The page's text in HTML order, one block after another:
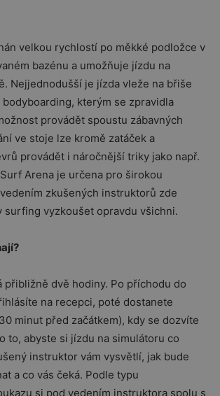
velkou rychlostí po měkké podložce v
bazénu a umožňuje jízdu na
Nejjednodušší je jízda vleže na břiše
kterým se zpravidla
provádět spoustu zábavných
ve stoje lze kromě zatáček a
provádět i náročnější triky jako např.
Arena je určena pro širokou
zkušených instruktorů zde
surfing vyzkoušet opravdu všichni.
přibližně dvě hodiny. Po příchodu do
na recepci, poté dostanete
minut před začátkem), kdy se dozvíte
to, abyste si jízdu na simulátoru co
instruktor vám vysvětlí, jak bude
a co vás čeká. Podle typu
si pod vedením instruktora spolu s